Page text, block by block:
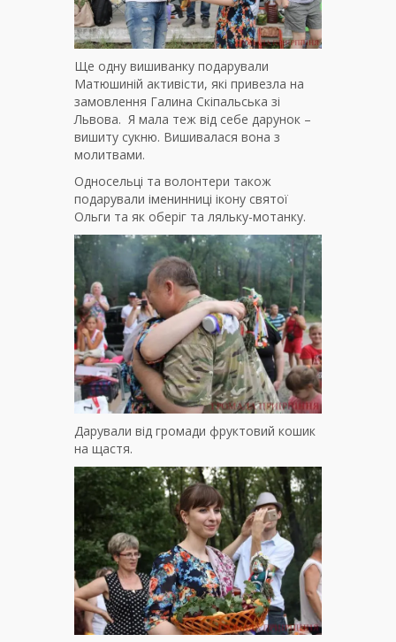
Ще одну вишиванку подарували
Матюшиній активісти, які привезла на
замовлення Галина Скіпальська зі
Львова. Я мала теж від себе дарунок –
вишиту сукню. Вишивалася вона з
молитвами.
Односельці та волонтери також
подарували іменинниці ікону святої
Ольги та як оберіг та ляльку-мотанку.
Дарували від громади фруктовий кошик
на щастя.